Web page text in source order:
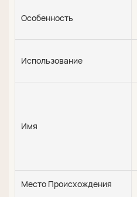
Особенность
Использование
Имя
Место Происхождения